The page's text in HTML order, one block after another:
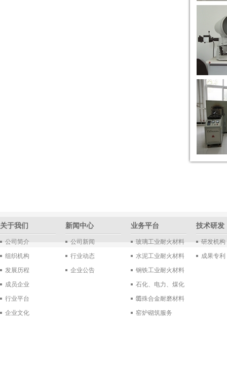
关于我们
公司简介
组织机构
发展历程
成员企业
行业平台
企业文化
新闻中心
公司新闻
行业动态
企业公告
业务平台
玻璃工业耐火材料
水泥工业耐火材料
钢铁工业耐火材料
石化、电力、煤化
工
特殊合金耐磨材料
窑炉砌筑服务
技术研发
研发机构
成果专利